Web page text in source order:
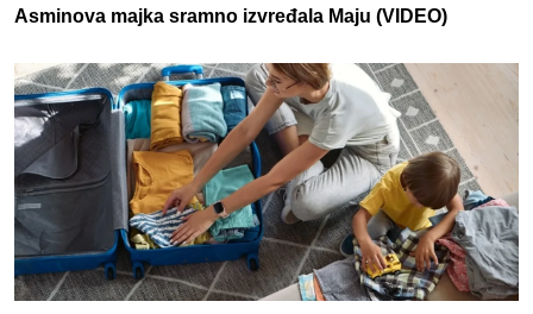
Asminova majka sramno izvređala Maju (VIDEO)